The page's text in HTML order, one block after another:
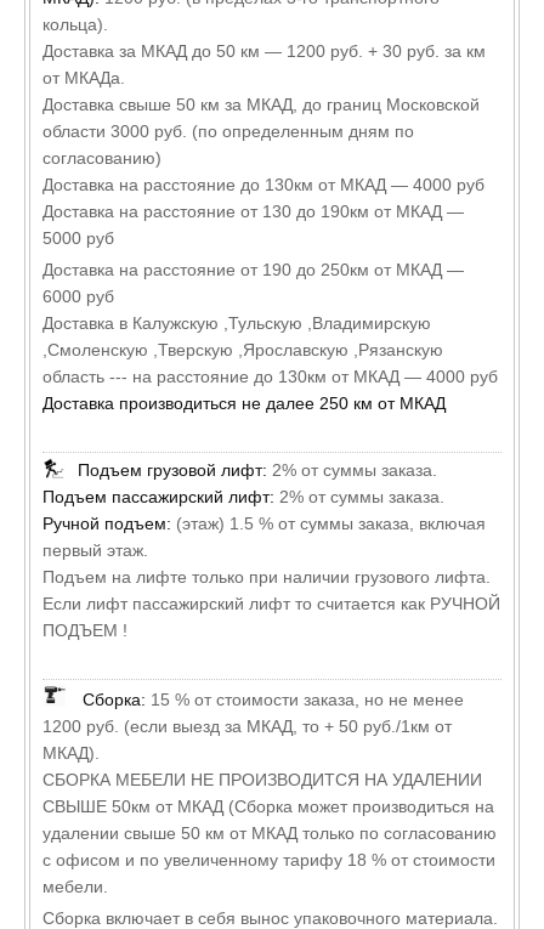
кольца).
Доставка за МКАД до 50 км — 1200 руб. + 30 руб. за км
от МКАДа.
Доставка свыше 50 км за МКАД, до границ Московской
области 3000 руб. (по определенным дням по
согласованию)
Доставка на расстояние до 130км от МКАД — 4000 руб
Доставка на расстояние от 130 до 190км от МКАД —
5000 руб
Доставка на расстояние от 190 до 250км от МКАД —
6000 руб
Доставка в Калужскую ,Тульскую ,Владимирскую
,Смоленскую ,Тверскую ,Ярославскую ,Рязанскую
область --- на расстояние до 130км от МКАД — 4000 руб
Доставка производиться не далее 250 км от МКАД
Подъем грузовой лифт: 2% от суммы заказа.
Подъем пассажирский лифт: 2% от суммы заказа.
Ручной подъем: (этаж) 1.5 % от суммы заказа, включая
первый этаж.
Подъем на лифте только при наличии грузового лифта.
Если лифт пассажирский лифт то считается как РУЧНОЙ
ПОДЪЕМ !
Сборка: 15 % от стоимости заказа, но не менее
1200 руб. (если выезд за МКАД, то + 50 руб./1км от
МКАД).
СБОРКА МЕБЕЛИ НЕ ПРОИЗВОДИТСЯ НА УДАЛЕНИИ
СВЫШЕ 50км от МКАД (Сборка может производиться на
удалении свыше 50 км от МКАД только по согласованию
с офисом и по увеличенному тарифу 18 % от стоимости
мебели.
Сборка включает в себя вынос упаковочного материала.